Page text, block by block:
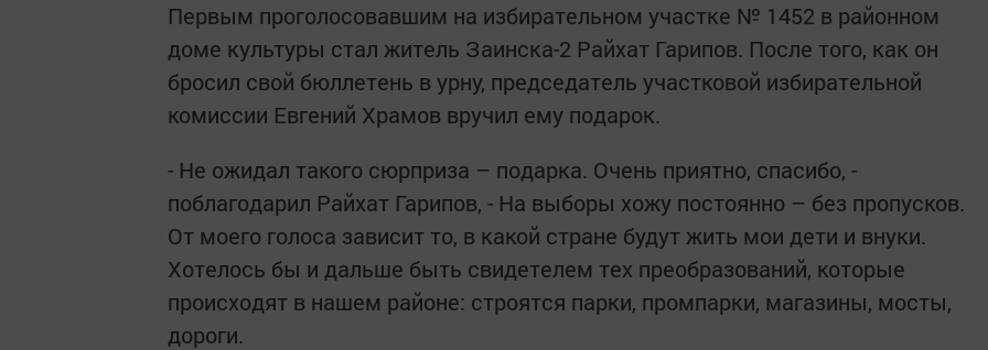
Первым проголосовавшим на избирательном участке № 1452 в районном
доме культуры стал житель Заинска-2 Райхат Гарипов. После того, как он
бросил свой бюллетень в урну, председатель участковой избирательной
комиссии Евгений Храмов вручил ему подарок.
- Не ожидал такого сюрприза – подарка. Очень приятно, спасибо, -
поблагодарил Райхат Гарипов, - На выборы хожу постоянно – без пропусков.
От моего голоса зависит то, в какой стране будут жить мои дети и внуки.
Хотелось бы и дальше быть свидетелем тех преобразований, которые
происходят в нашем районе: строятся парки, промпарки, магазины, мосты,
дороги.